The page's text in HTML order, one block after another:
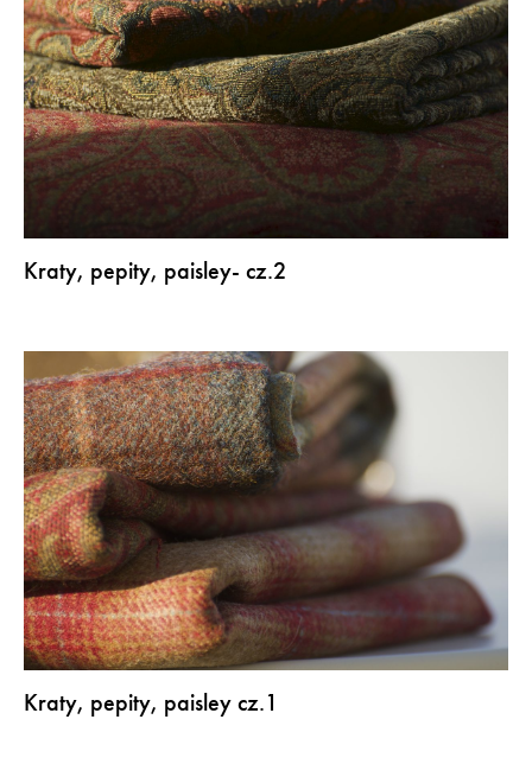
Kraty, pepity, paisley- cz.2
Kraty, pepity, paisley cz.1